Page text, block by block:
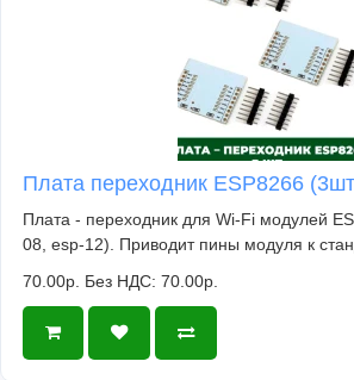
Плата переходник ESP8266
Плата - переходник для Wi-Fi модулей
08, esp-12). Приводит пины модуля к
70.00р. Без НДС: 70.00р.